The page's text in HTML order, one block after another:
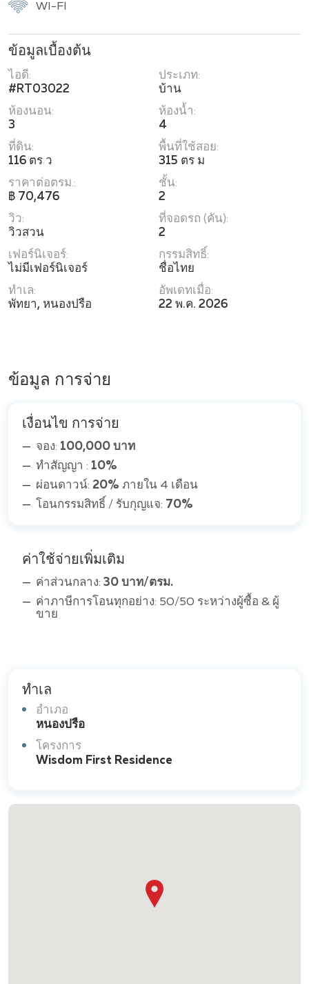
WI-FI
ข้อมูลเบื้องต้น
ไอดี:
#RT03022
ประเภท:
บ้าน
ห้องนอน:
3
ห้องน้ำ:
4
ที่ดิน:
116 ตร ว
พื้นที่ใช้สอย:
315 ตร ม
ราคาต่อตรม.:
฿ 70,476
ชั้น:
2
วิว:
วิวสวน
ที่จอดรถ (คัน):
2
เฟอร์นิเจอร์:
ไม่มีเฟอร์นิเจอร์
กรรมสิทธิ์:
ชื่อไทย
ทำเล:
พัทยา, หนองปรือ
อัพเดทเมื่อ:
22 พ.ค. 2026
ข้อมูล การจ่าย
เงื่อนไข การจ่าย
จอง: 100,000 บาท
ทำสัญญา : 10%
ผ่อนดาวน์: 20% ภายใน 4 เดือน
โอนกรรมสิทธิ์ / รับกุญแจ: 70%
ค่าใช้จ่ายเพิ่มเติม
ค่าส่วนกลาง: 30 บาท/ตรม.
ค่าภาษีการโอนทุกอย่าง: 50/50 ระหว่างผู้ซื้อ & ผู้
ขาย
ทำเล
อำเภอ
หนองปรือ
โครงการ
Wisdom First Residence